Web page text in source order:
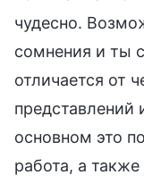
чудесно.
сомнения и ты
отличается от
представлений
основном это
работа, а